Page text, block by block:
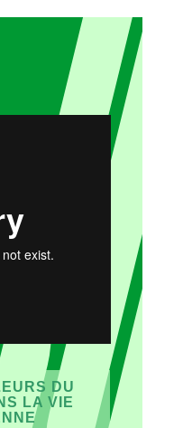
DU
LA VIE